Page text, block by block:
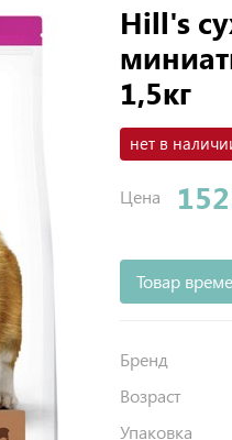
Hill's
1,5кг
нет в
Цена
Товар
Бренд
Возраст
Упаковка